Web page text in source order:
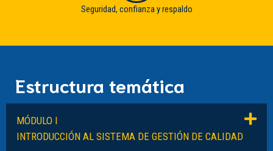
Seguridad, confianza y respaldo
Estructura temática
MÓDULO I
INTRODUCCIÓN AL SISTEMA DE GESTIÓN DE CALIDAD